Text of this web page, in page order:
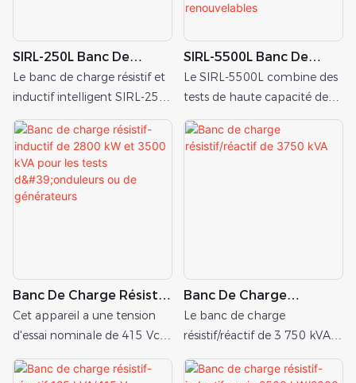
SIRL-250L Banc De
Charge Résistif Et
Inductif Intelligent 250
Générateurs
Le banc de charge résistif et
inductif intelligent SIRL-250L
de 250 kVA est conçu pour
les tests et la mise en service
complets des générateurs
diesel, des systèmes UPS, des
équipements de distribution
SIRL-5500L Banc De
Charge Résistif/réactif
5500 KVA Pour Les Tests
D'onduleurs, De Réseaux
Électriques Et
Le SIRL-5500L combine des
tests de haute capacité de
5500 kVA, une véritable
simulation de charge
industrielle, une
Banc De Charge Résistif-
Inductif De 2800 KW Et
3500 KVA Pour Les Tests
Générateurs
Cet appareil a une tension
d'essai nominale de 415 Vca
(compatible 400 V), prend
en charge les fréquences de
Banc De Charge
Résistif/réactif De 3750
KVA
Le banc de charge
résistif/réactif de 3 750 kVA
de Ratas est conçu pour les
groupes électrogènes diesel